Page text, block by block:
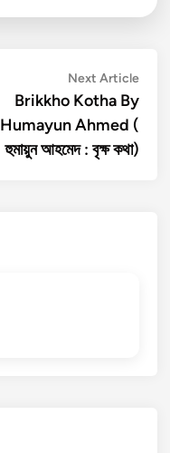
Next ArticleNext
Brikkho Kotha By
Humayun Ahmed (
হুমায়ুন আহমেদ : বৃক্ষ কথা)